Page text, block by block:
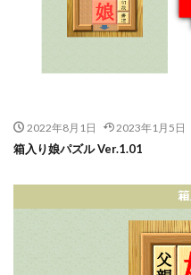
2022年8月1日 2023年1月5日
箱入り娘パズル Ver.1.01